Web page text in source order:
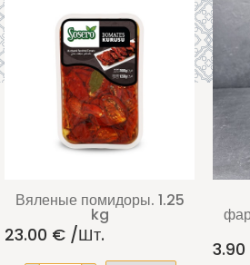
Вяленые помидоры. 1.25
kg
23.00 € /шт.
3.90